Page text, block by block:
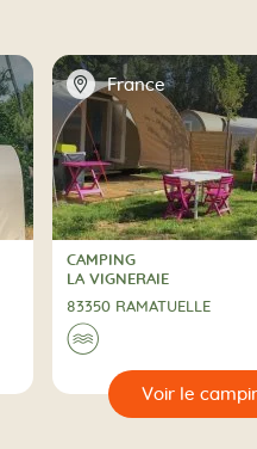
📍 France
CAMPING
CAMPING
LA VIGNERAIE
83350 RAMATUELLE
Au bord de
🌊
🔍 Voir le